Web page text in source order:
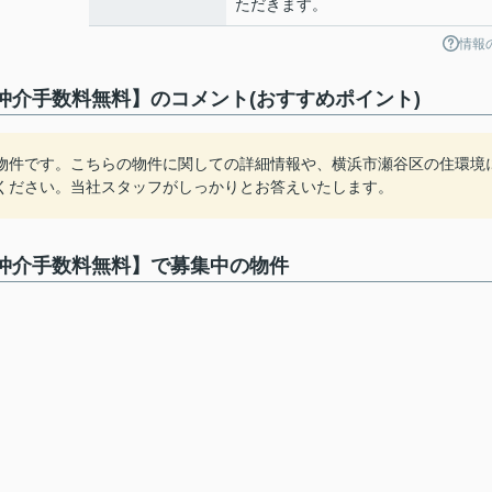
ただきます。
情報
手数料無料】のコメント(おすすめポイント)
です。こちらの物件に関しての詳細情報や、横浜市瀬谷区の住環境
さい。当社スタッフがしっかりとお答えいたします。
介手数料無料】で募集中の物件